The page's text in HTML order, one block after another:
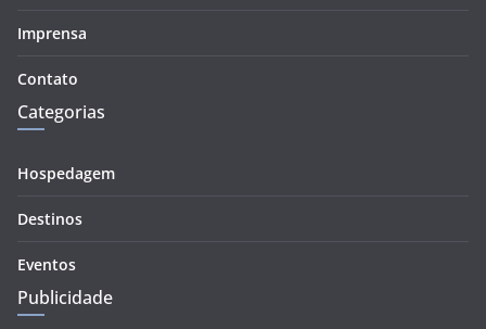
Imprensa
Contato
Categorias
Hospedagem
Destinos
Eventos
Publicidade